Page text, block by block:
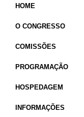
HOME
O CONGRESSO
COMISSÕES
PROGRAMAÇÃO
HOSPEDAGEM
INFORMAÇÕES